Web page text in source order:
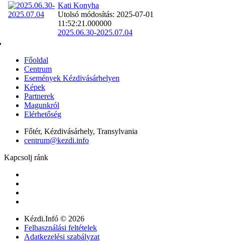
Kati Konyha
Utolsó módosítás: 2025-07-01
11:52:21.000000
2025.06.30-2025.07.04
Főoldal
Centrum
Események Kézdivásárhelyen
Képek
Partnerek
Magunkról
Elérhetőség
Főtér, Kézdivásárhely, Transylvania
centrum@kezdi.info
Kapcsolj ránk
Kézdi.Infó © 2026
Felhasználási feltételek
Adatkezelési szabályzat